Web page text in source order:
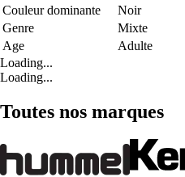
Couleur dominante
Noir
Genre
Mixte
Age
Adulte
Loading...
Loading...
Toutes nos marques